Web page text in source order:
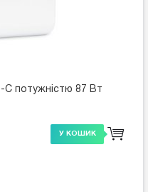
потужністю 87 Вт
У КОШИК